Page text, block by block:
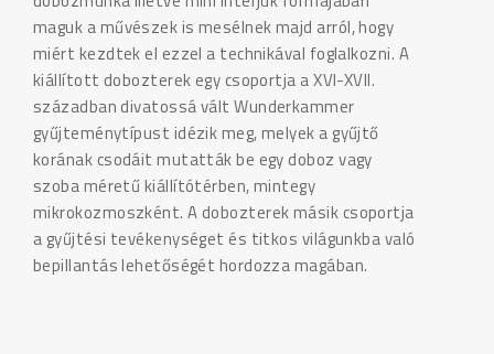
maguk a művészek is mesélnek majd arról, hogy
miért kezdtek el ezzel a technikával foglalkozni. A
kiállított dobozterek egy csoportja a XVI-XVII.
században divatossá vált Wunderkammer
gyűjteménytípust idézik meg, melyek a gyűjtő
korának csodáit mutatták be egy doboz vagy
szoba méretű kiállítótérben, mintegy
mikrokozmoszként. A dobozterek másik csoportja
a gyűjtési tevékenységet és titkos világunkba való
bepillantás lehetőségét hordozza magában.